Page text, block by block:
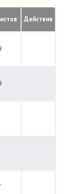
Действия